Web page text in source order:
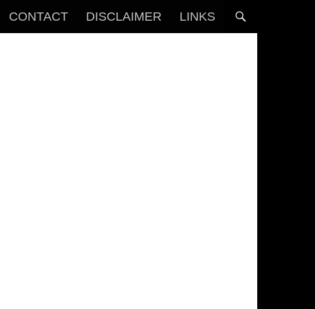
CONTACT DISCLAIMER LINKS